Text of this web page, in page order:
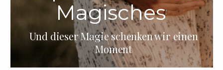
Magisches
Und dieser Magie schenken wir einen
Moment